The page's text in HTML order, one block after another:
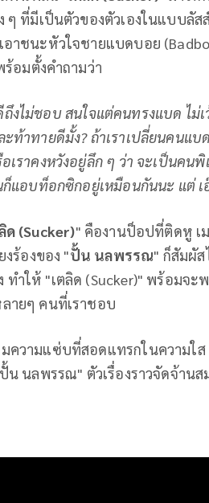
ๆ ที่มีเป็นตัวของตัวเองในแบบลั
าชนะหัวใจชายแบดบอย
อมตั้งคำถามว่า
งไม่ชอบ สนใจแต่คนทรงแบด ไม่
ท้าทายดีมั้ง? ถ้าเราเปลี่ยนคนแบ
เราคงหวังอยู่ลึก ๆ ว่า จะเป็นค
แอบท็อกซิกอยู่เหมือนกันนะ แต่
ด (Sucker)" คืองานป็อปที่ติดหู เ
งร้องของ "ปั้น นลพรรณ" ก็สัมผัส
ทำให้ "เตลิด (Sucker)" พร้อมจ
ายๆ คนที่เราชอบ
ความแซ่บที่สอดแทรกในความ
น นลพรรณ" ตัวเรื่องราวจัดจ้าน